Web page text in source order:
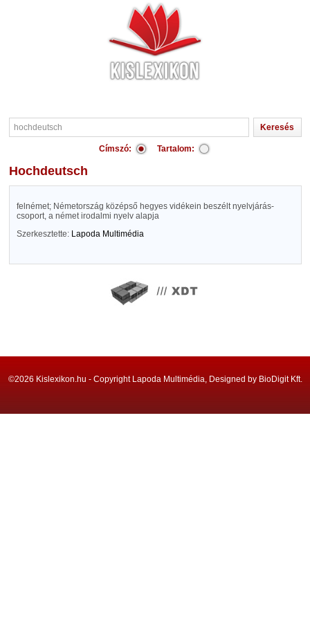
Címszó: Tartalom:
hochdeutsch
felnémet; Németország középső hegyes vidékein beszélt nyelvjárás-
csoport, a német irodalmi nyelv alapja
Szerkesztette: Lapoda Multimédia
©2026 Kislexikon.hu - Copyright Lapoda Multimédia, Designed by BioDigit Kft.